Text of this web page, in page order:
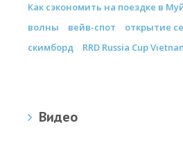
Как сэкономить на поездке в
волны
вейв-спот
открытие
скимборд
RRD Russia Cup
Видео